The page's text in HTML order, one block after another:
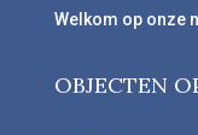
Welkom op onze
OBJECTEN